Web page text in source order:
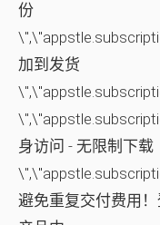
份
加到发货
身访问 - 无限制下载
避免重复交付费用